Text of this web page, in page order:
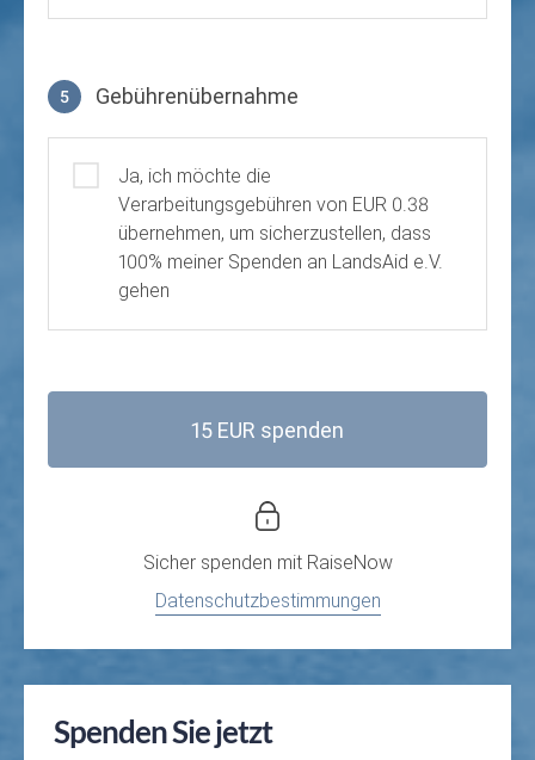
5 Gebührenübernahme
Ja, ich möchte die
Verarbeitungsgebühren von EUR 0.38
übernehmen, um sicherzustellen, dass
100% meiner Spenden an LandsAid e.V.
gehen
15 EUR spenden
Sicher spenden mit RaiseNow
Datenschutzbestimmungen
Spenden Sie jetzt